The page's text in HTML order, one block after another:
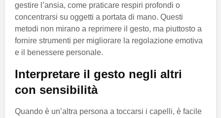
gestire l’ansia, come praticare respiri profondi o
concentrarsi su oggetti a portata di mano. Questi
metodi non mirano a reprimere il gesto, ma piuttosto a
fornire strumenti per migliorare la regolazione emotiva
e il benessere personale.
Interpretare il gesto negli altri
con sensibilità
Quando è un’altra persona a toccarsi i capelli, è facile